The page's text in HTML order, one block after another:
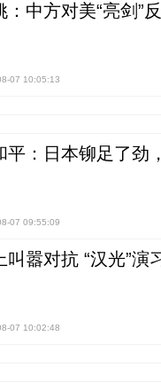
：中方对美“亮剑”
07 10:05:13
平：日本铆足了劲
07 09:55:09
叫嚣对抗 “汉光”演
07 10:02:48